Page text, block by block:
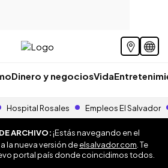
Dinero y negociosVida
Hospital Rosales Empleos El Salvador
ARCHIVO:¡Estás navegando en el
la nueva versión deelsalvador.com . Te
portal país donde coincidimos todos.